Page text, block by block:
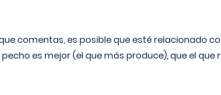
comentas, es posible que esté relacionado
es mejor (el que más produce), que el que